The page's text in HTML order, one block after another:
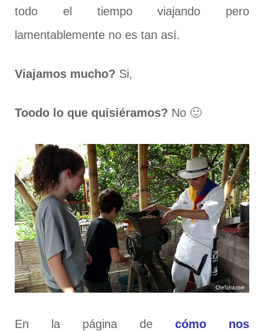
todo el tiempo viajando pero
lamentablemente no es tan así.
Viajamos mucho? Si,
Toodo lo que quisiéramos? No 🙂
En la página de cómo nos